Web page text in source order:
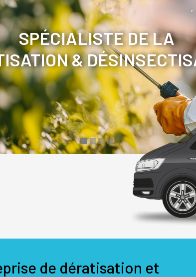
SPÉCIALISTE DE LA
&
de dératisation et